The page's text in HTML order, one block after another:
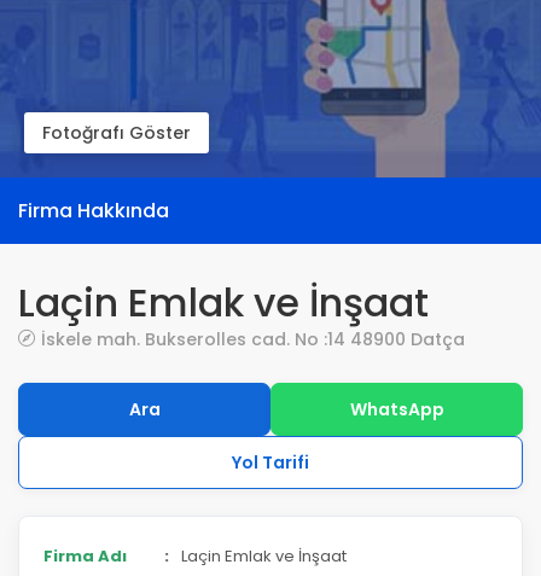
Fotoğrafı Göster
Firma Hakkında
Laçin Emlak ve İnşaat
İskele mah. Bukserolles cad. No :14 48900 Datça
Ara WhatsApp
Yol Tarifi
Firma Adı : Laçin Emlak ve İnşaat